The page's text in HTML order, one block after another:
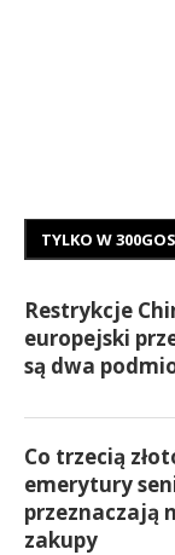
TYLKO W
Restrykcje
europejski
są dwa
Co trzecią
emerytury
przeznaczają
zakupy